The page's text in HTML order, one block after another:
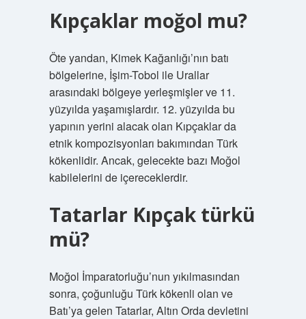
Kıpçaklar moğol mu?
Öte yandan, Kimek Kağanlığı’nın batı
bölgelerine, İşim-Tobol ile Urallar
arasındaki bölgeye yerleşmişler ve 11.
yüzyılda yaşamışlardır. 12. yüzyılda bu
yapının yerini alacak olan Kıpçaklar da
etnik kompozisyonları bakımından Türk
kökenlidir. Ancak, gelecekte bazı Moğol
kabilelerini de içereceklerdir.
Tatarlar Kıpçak türkü
mü?
Moğol İmparatorluğu’nun yıkılmasından
sonra, çoğunluğu Türk kökenli olan ve
Batı’ya gelen Tatarlar, Altın Orda devletini